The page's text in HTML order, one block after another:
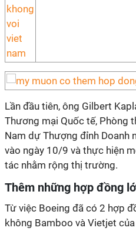
Lần đầu tiên, ông Gilbert
Thương mại Quốc tế, Phòng
Nam dự Thượng đỉnh Doanh
vào ngày 10/9 và thực hiện
tác nhằm rộng thị trường.
Thêm những hợp đồng
Từ việc Boeing đã có 2 hợp
không Bamboo và Vietjet